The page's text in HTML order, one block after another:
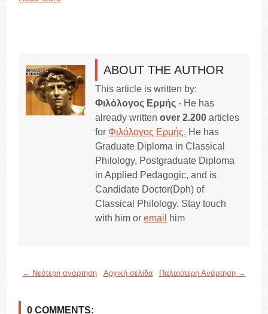
ABOUT THE AUTHOR
This article is written by:
Φιλόλογος Ερμής - He has
already writtenover 2.200 articles
for Φιλόλογος Ερμής. He has
Graduate Diploma in Classical
Philology, Postgraduate Diploma
in Applied Pedagogic, and is
Candidate Doctor(Dph) of
Classical Philology. Stay touch
with him oremail him
← Νεότερη ανάρτηση Παλαιότερη Ανάρτηση →
Αρχική σελίδα
0 COMMENTS: